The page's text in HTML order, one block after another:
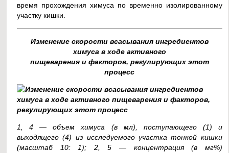
время прохождения химуса по временно изолированному
участку кишки.
Изменение скорости всасывания ингредиентов
химуса в ходе активного
пищеварения и факторов, регулирующих этот
процесс
1, 4 — объем химуса (в мл), поступающего (1) и
выходящего (4) из исследуемого участка тонкой кишки
(масштаб 10: 1); 2, 5 — концентрация (в мг%)